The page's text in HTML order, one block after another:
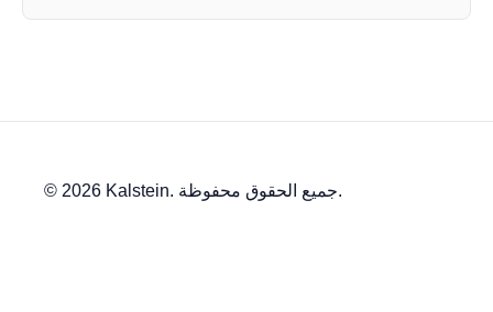
© 2026 Kalstein. جميع الحقوق محفوظة.